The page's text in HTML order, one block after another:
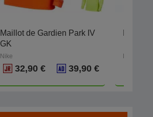
Maillot de Gardien Park IV
GK
Nike
32,90 € 39,90 €